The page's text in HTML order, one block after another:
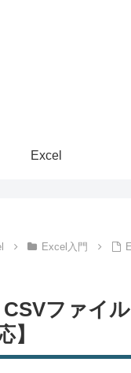
Excel
Excel入門
ファイ
】